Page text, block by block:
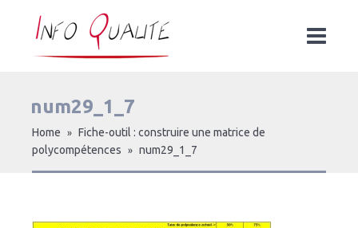
num29_1_7
Home »
Fiche-outil : construire une matrice de
polycompétences
» num29_1_7